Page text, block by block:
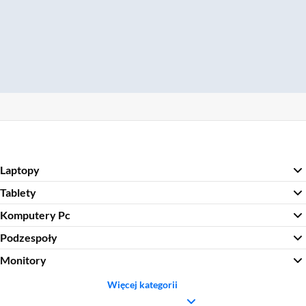
Laptopy
Tablety
Komputery Pc
Podzespoły
Monitory
Więcej kategorii